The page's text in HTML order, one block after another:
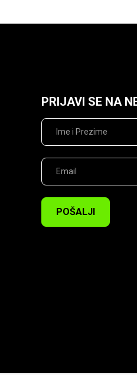
PRIJAVI SE NA
POŠALJI